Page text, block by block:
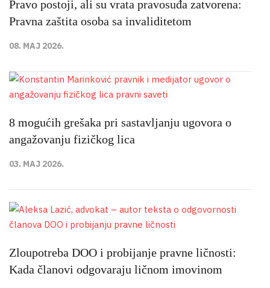
Pravo postoji, ali su vrata pravosuđa zatvorena:
Pravna zaštita osoba sa invaliditetom
08. MAJ 2026.
8 mogućih grešaka pri sastavljanju ugovora o
angažovanju fizičkog lica
03. MAJ 2026.
Zloupotreba DOO i probijanje pravne ličnosti:
Kada članovi odgovaraju ličnom imovinom